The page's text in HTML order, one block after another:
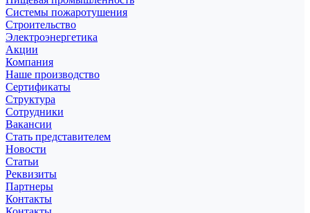
Системы пожаротушения
Строительство
Электроэнергетика
Акции
Компания
Наше производство
Сертификаты
Структура
Сотрудники
Вакансии
Стать представителем
Новости
Статьи
Реквизиты
Партнеры
Контакты